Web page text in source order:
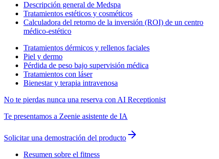
Descripción general de Medspa
Tratamientos estéticos y cosméticos
Calculadora del retorno de la inversión (ROI) de un centro
médico-estético
Tratamientos dérmicos y rellenos faciales
Piel y dermo
Pérdida de peso bajo supervisión médica
Tratamientos con láser
Bienestar y terapia intravenosa
No te pierdas nunca una reserva con AI Receptionist
Te presentamos a Zeenie asistente de IA
Solicitar una demostración del producto
Resumen sobre el fitness